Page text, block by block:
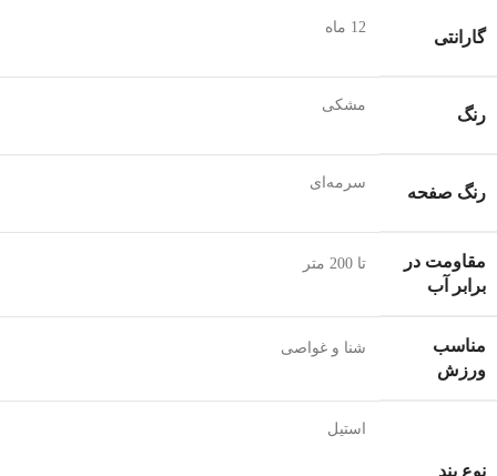
گارانتی
12 ماه
رنگ
مشکی
رنگ صفحه
سرمه‌ای
مقاومت در
برابر آب
تا 200 متر
مناسب
ورزش
شنا و غواصی
نوع بند
استیل